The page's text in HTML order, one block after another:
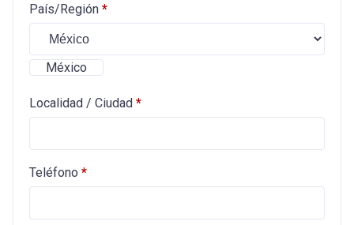
País/Región *
México
Localidad / Ciudad *
Teléfono *